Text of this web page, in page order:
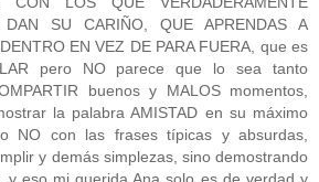
SU CARIÑO, QUE APRENDAS A
EN VEZ DE PARA FUERA, que es
pero NO parece que lo sea tanto
buenos y MALOS momentos,
la palabra AMISTAD en su máximo
NO con las frases típicas y absurdas,
y demás simplezas, sino demostrando